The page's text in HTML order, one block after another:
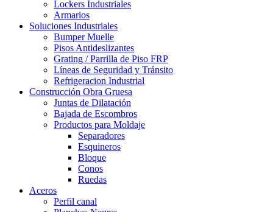
Lockers Industriales
Armarios
Soluciones Industriales
Bumper Muelle
Pisos Antideslizantes
Grating / Parrilla de Piso FRP
Líneas de Seguridad y Tránsito
Refrigeracion Industrial
Construcción Obra Gruesa
Juntas de Dilatación
Bajada de Escombros
Productos para Moldaje
Separadores
Esquineros
Bloque
Conos
Ruedas
Aceros
Perfil canal